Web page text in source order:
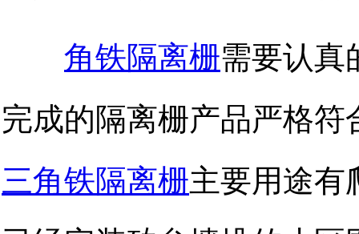
角铁隔离栅需要认真
完成的隔离栅产品严格
三角铁隔离栅主要用途有